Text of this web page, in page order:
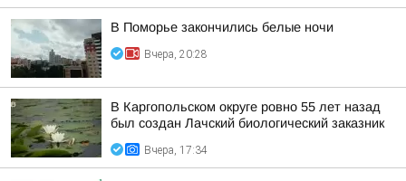
В Поморье закончились белые ночи
Вчера, 20:28
В Каргопольском округе ровно 55 лет назад
был создан Лачский биологический заказник
Вчера, 17:34